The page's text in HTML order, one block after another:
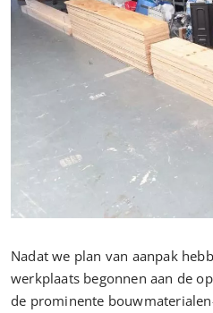
Nadat we plan van aanpak
werkplaats begonnen aan de
de prominente